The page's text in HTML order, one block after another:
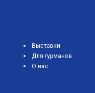
Выставки
Для гурманов
О нас